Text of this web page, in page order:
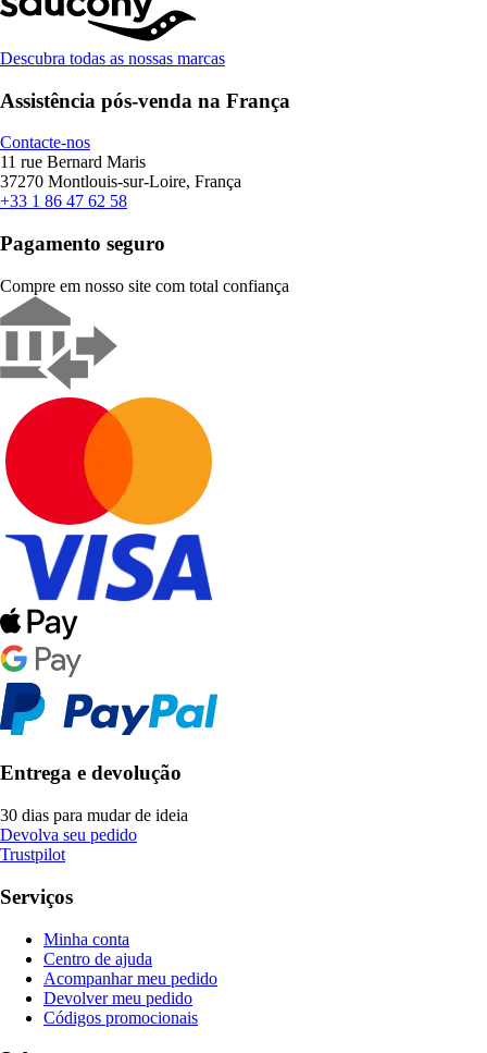
Descubra todas as nossas marcas
Assistência pós-venda na França
Contacte-nos
11 rue Bernard Maris
37270 Montlouis-sur-Loire, França
+33 1 86 47 62 58
Pagamento seguro
Compre em nosso site com total confiança
Entrega e devolução
30 dias para mudar de ideia
Devolva seu pedido
Trustpilot
Serviços
Minha conta
Centro de ajuda
Acompanhar meu pedido
Devolver meu pedido
Códigos promocionais